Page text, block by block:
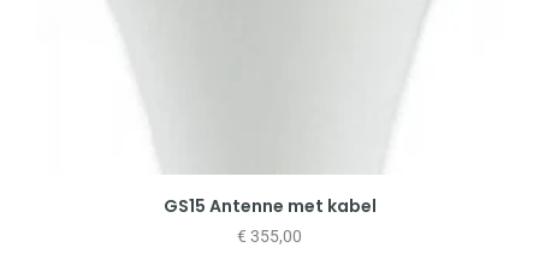
GS15 Antenne met kabel
€ 355,00